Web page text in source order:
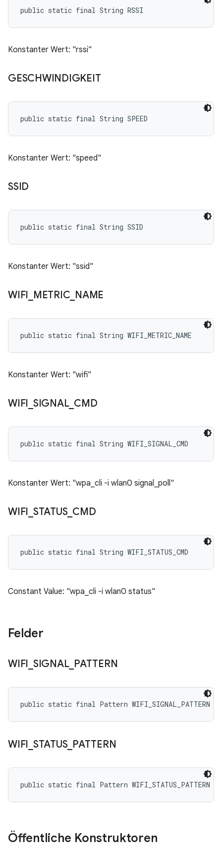
public static final String RSSI
Konstanter Wert: "rssi"
GESCHWINDIGKEIT
public static final String SPEED
Konstanter Wert: "speed"
SSID
public static final String SSID
Konstanter Wert: "ssid"
WIFI METRIC NAME
public static final String WIFI_METRIC_NAME
Konstanter Wert: "wifi"
WIFI SIGNAL_ CMD
public static final String WIFI_SIGNAL_CMD
Konstanter Wert: "wpa_cli -i wlan0 signal_poll"
WIFI STATUS_ CMD
public static final String WIFI_STATUS_CMD
Constant Value: "wpa_cli -i wlan0 status"
Felder
WIFI SIGNAL_ PATTERN
public static final Pattern WIFI_SIGNAL_PATTERN
WIFI STATUS_ PATTERN
public static final Pattern WIFI_STATUS_PATTERN
Öffentliche Konstruktoren